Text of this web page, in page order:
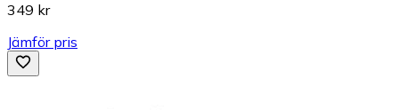
349 kr
Jämför pris